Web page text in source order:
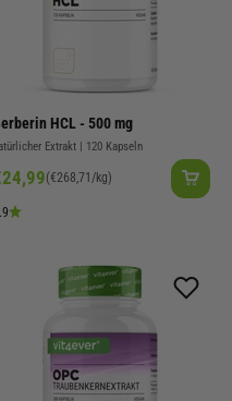
HCL - 500 mg
Extrakt | 120 Kapseln
(€268,71/kg)